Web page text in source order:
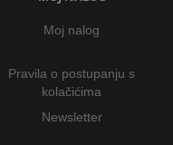
Moj nalog
Pravila o postupanju s
kolačićima
Newsletter